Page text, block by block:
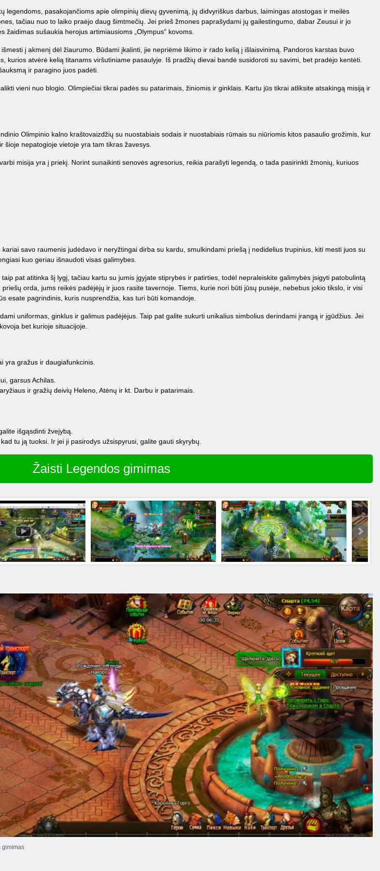
legendoms, pasakojančioms apie olimpinių dievų gyvenimą, jų didvyriškus darbus, laimingas atostogas ir meilės
tačiau nuo to laiko praėjo daug šimtmečių. Jei prieš žmones paprašydami jų gailestingumo, dabar Zeusui ir jo
sušaukia herojus artimiausioms „Olympus“ kovoms.
į akmenį dėl žiaurumo. Būdami įkalinti, jie nepriėmė likimo ir rado kelią į išlaisvinimą. Pandoros karstas buvo
kurios atvėrė kelią titanams viršutiniame pasaulyje. Iš pradžių dievai bandė susidoroti su savimi, bet pradėjo kentėti.
ir paragino juos padėti.
vieni nuo blogio. Olimpiečiai tikrai padės su patarimais, žiniomis ir ginklais. Kartu jūs tikrai atliksite atsakingą misiją ir
Olimpinio kalno kraštovaizdžių su nuostabiais sodais ir nuostabiais rūmais su niūriomis kitos pasaulio grožimis, kur
nepatogioje vietoje yra tam tikras žavesys.
misija yra į priekį. Norint sunaikinti senovės agresorius, reikia parašyti legendą, o tada pasirinkti žmonių, kuriuos
savo raumenis judėdavo ir neryžtingai dirba su kardu, smulkindami priešą į nedidelius trupinius, kiti mesti juos su
kuo geriau išnaudoti visas galimybes.
pat atitinka šį lygį, tačiau kartu su jumis įgyjate stiprybės ir patirties, todėl nepraleiskite galimybės įsigyti patobulintą
orda, jums reikės padėjėjų ir juos rasite tavernoje. Tiems, kurie nori būti jūsų pusėje, nebebus jokio tikslo, ir visi
esate pagrindinis, kuris nusprendžia, kas turi būti komandoje.
uniformas, ginklus ir galimus padėjėjus. Taip pat galite sukurti unikalius simbolius derindami įrangą ir įgūdžius. Jei
bet kurioje situacijoje.
yra gražus ir daugiafunkcinis.
garsus Achilas.
ir gražių deivių Heleno, Atėnų ir kt. Darbu ir patarimais.
išgąsdinti žvejybą.
tu ją tuoksi. Ir jei ji pasirodys užsispyrusi, galite gauti skyrybų.
Žaisti Legendos gimimas
gimimas